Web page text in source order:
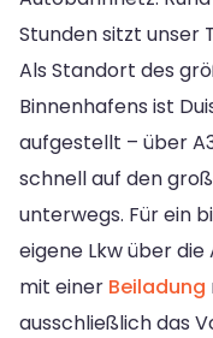
Stunden sitzt unser
Als Standort des
Binnenhafens ist
aufgestellt – über
schnell auf den
unterwegs. Für ein
eigene Lkw über
mit einer Beiladung
ausschließlich das